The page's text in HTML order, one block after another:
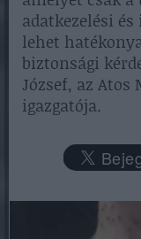
adatkezelési
lehet
biztonsági
József, az Atos
igazgatója.